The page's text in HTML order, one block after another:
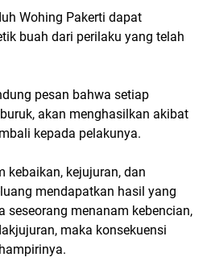
Wohing Pakerti dapat
buah dari perilaku yang telah
pesan bahwa setiap
akan menghasilkan akibat
kepada pelakunya.
kebaikan, kejujuran, dan
mendapatkan hasil yang
seseorang menanam kebencian,
maka konsekuensi